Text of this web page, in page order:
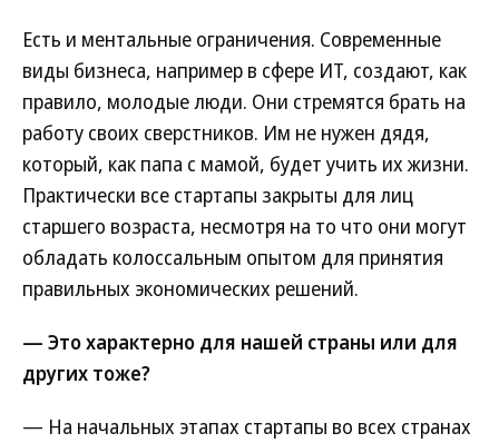
Есть и ментальные ограничения. Современные
виды бизнеса, например в сфере ИТ, создают, как
правило, молодые люди. Они стремятся брать на
работу своих сверстников. Им не нужен дядя,
который, как папа с мамой, будет учить их жизни.
Практически все стартапы закрыты для лиц
старшего возраста, несмотря на то что они могут
обладать колоссальным опытом для принятия
правильных экономических решений.
— Это характерно для нашей страны или для
других тоже?
— На начальных этапах стартапы во всех странах